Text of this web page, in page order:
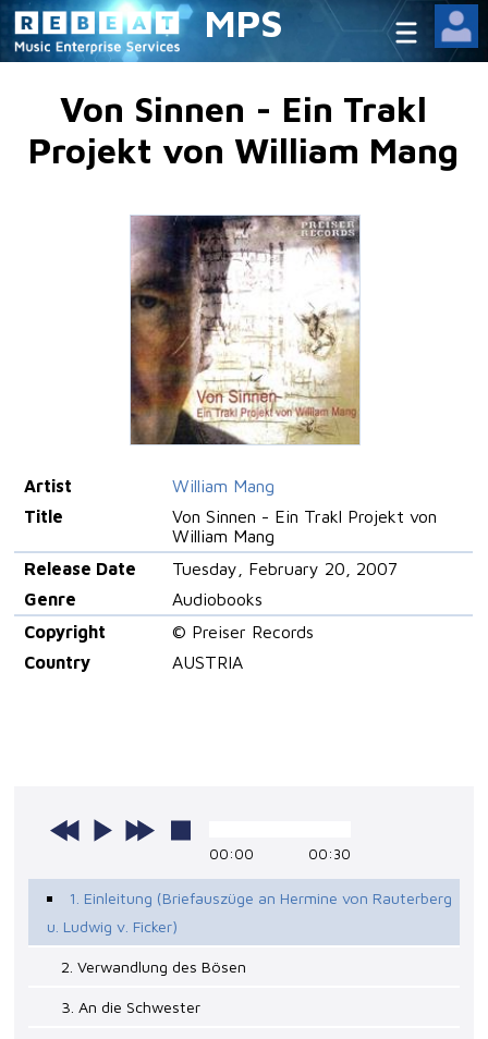
MPS
Von Sinnen - Ein Trakl
Projekt von William Mang
Artist
William Mang
Title
Von Sinnen - Ein Trakl Projekt von
William Mang
Release Date
Tuesday, February 20, 2007
Genre
Audiobooks
Copyright
© Preiser Records
Country
AUSTRIA
00:00 00:30
1. Einleitung (Briefauszüge an Hermine von Rauterberg
u. Ludwig v. Ficker)
2. Verwandlung des Bösen
3. An die Schwester